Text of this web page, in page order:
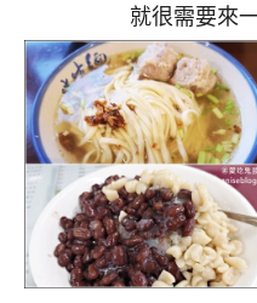
就很需要來